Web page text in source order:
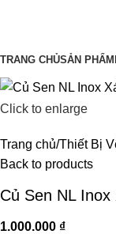
TRANG CHỦSẢN PHẨM
Click to enlarge
Trang chủ Thiết Bị
Back to products
Củ Sen NL
1.000.000 ₫